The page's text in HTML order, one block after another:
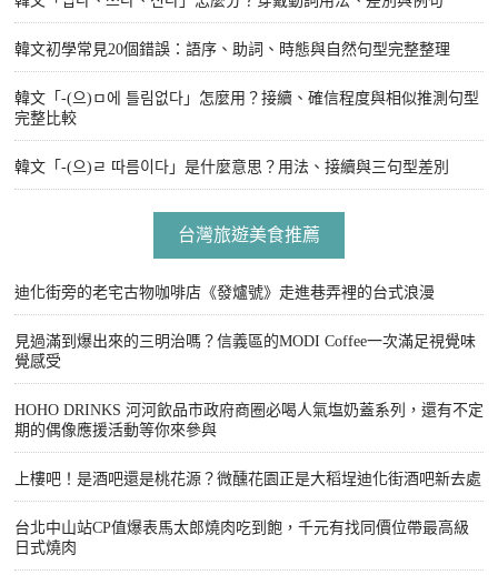
韓文初學常見20個錯誤：語序、助詞、時態與自然句型完整整理
韓文「-(으)ㅁ에 틀림없다」怎麼用？接續、確信程度與相似推測句型
完整比較
韓文「-(으)ㄹ 따름이다」是什麼意思？用法、接續與三句型差別
台灣旅遊美食推薦
迪化街旁的老宅古物咖啡店《發爐號》走進巷弄裡的台式浪漫
見過滿到爆出來的三明治嗎？信義區的MODI Coffee一次滿足視覺味
覺感受
HOHO DRINKS 河河飲品市政府商圈必喝人氣塩奶蓋系列，還有不定
期的偶像應援活動等你來參與
上樓吧！是酒吧還是桃花源？微醺花園正是大稻埕迪化街酒吧新去處
台北中山站CP值爆表馬太郎燒肉吃到飽，千元有找同價位帶最高級
日式燒肉